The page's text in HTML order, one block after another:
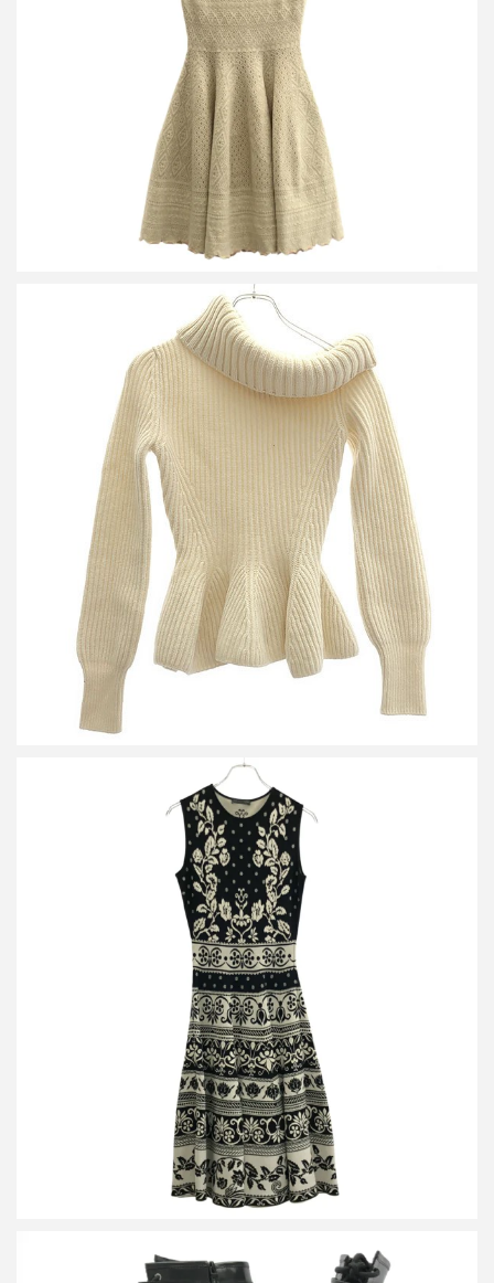
アレキサンダーマックイーン ニットワンピース 471302 Q1WDY
詳しく見る
アレキサンダーマックイーン アシンメトリープルオーバーニット
トップス 711385 Q1A33 ホワイト XXS
詳しく見る
アレキサンダーマックイーン ノースリーブニットジャガード ドレ
スワンピース 461070 Q1R0G
詳しく見る